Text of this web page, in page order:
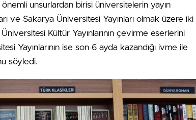
unsurlardan birisi üniversitelerin yayın
ve Sakarya Üniversitesi Yayınları olmak üzere iki
Kültür Yayınlarının çevirme eserlerini
Yayınlarının ise son 6 ayda kazandığı ivme ile
söyledi.